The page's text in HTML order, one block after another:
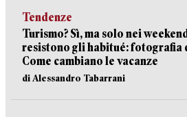
Tendenze
Turismo? Sì, ma solo nei
resistono gli habitué: fotografia
Come cambiano le vacanze
di Alessandro Tabarrani